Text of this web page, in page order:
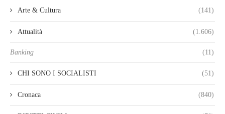
Arte & Cultura (141)
Attualità (1.606)
Banking (11)
CHI SONO I SOCIALISTI (51)
Cronaca (840)